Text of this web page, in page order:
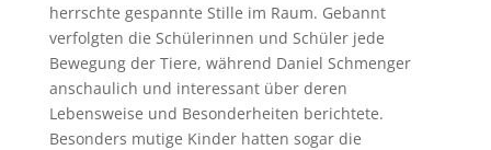
herrschte gespannte Stille im Raum. Gebannt
verfolgten die Schülerinnen und Schüler jede
Bewegung der Tiere, während Daniel Schmenger
anschaulich und interessant über deren
Lebensweise und Besonderheiten berichtete.
Besonders mutige Kinder hatten sogar die